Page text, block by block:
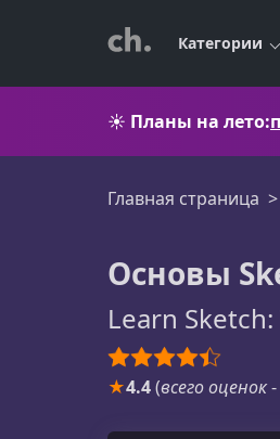
Категории
☀️ Планы на лето:
Главная страница
Основы
Learn
★4.4(всего оценок-